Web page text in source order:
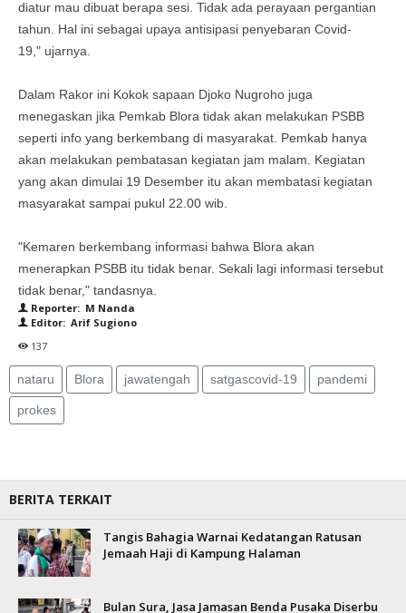
diatur mau dibuat berapa sesi. Tidak ada perayaan pergantian
tahun. Hal ini sebagai upaya antisipasi penyebaran Covid-
19," ujarnya.
Dalam Rakor ini Kokok sapaan Djoko Nugroho juga
menegaskan jika Pemkab Blora tidak akan melakukan PSBB
seperti info yang berkembang di masyarakat. Pemkab hanya
akan melakukan pembatasan kegiatan jam malam. Kegiatan
yang akan dimulai 19 Desember itu akan membatasi kegiatan
masyarakat sampai pukul 22.00 wib.
"Kemaren berkembang informasi bahwa Blora akan
menerapkan PSBB itu tidak benar. Sekali lagi informasi tersebut
tidak benar," tandasnya.
Reporter: M Nanda
Editor: Arif Sugiono
137
nataru Blora jawatengah satgascovid-19 pandemi
prokes
BERITA TERKAIT
Tangis Bahagia Warnai Kedatangan Ratusan
Jemaah Haji di Kampung Halaman
Bulan Sura, Jasa Jamasan Benda Pusaka Diserbu